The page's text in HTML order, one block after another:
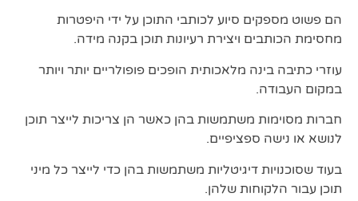
הם פשוט מספקים סיוע לכותבי התוכן על ידי היפטרות
מחסימת הכותבים ויצירת רעיונות תוכן בקנה מידה.
עוזרי כתיבה בינה מלאכותית הופכים פופולריים יותר ויותר
במקום העבודה.
חברות מסוימות משתמשות בהן כאשר הן צריכות לייצר תוכן
לנושא או נישה ספציפיים.
בעוד שסוכנויות דיגיטליות משתמשות בהן כדי לייצר כל מיני
תוכן עבור הלקוחות שלהן.